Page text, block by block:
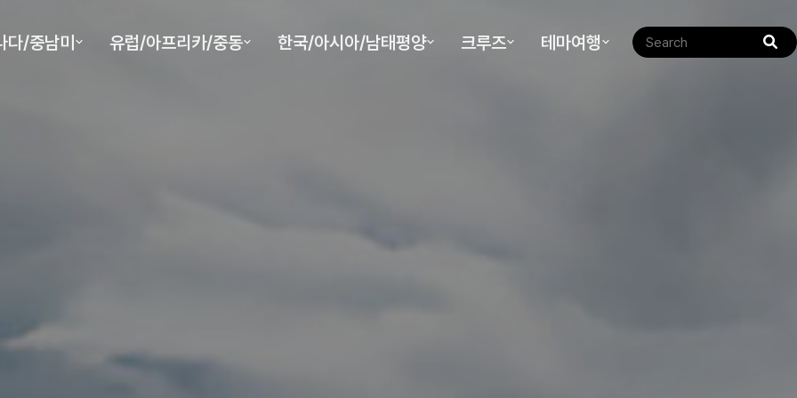
다/중남미 유럽/아프리카/중동 한국/아시아/남태평양 크루즈 테마여행